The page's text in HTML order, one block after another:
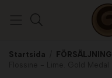
Startsida FÖRSÄLJNING